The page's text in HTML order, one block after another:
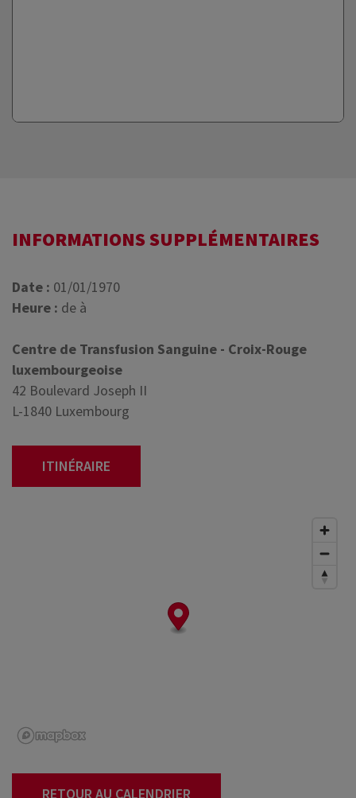
INFORMATIONS SUPPLÉMENTAIRES
Date : 01/01/1970
Heure : de à
Centre de Transfusion Sanguine - Croix-Rouge
luxembourgeoise
42 Boulevard Joseph II
L-1840 Luxembourg
ITINÉRAIRE
RETOUR AU CALENDRIER